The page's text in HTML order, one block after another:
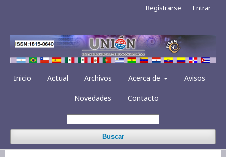
Inicio Actual Archivos Acerca de Avisos
Novedades Contacto
Buscar
Registrarse Entrar